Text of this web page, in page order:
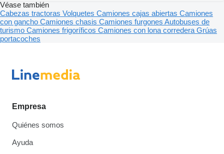
Véase también
Cabezas tractoras Volquetes Camiones cajas abiertas Camiones
con gancho Camiones chasis Camiones furgones Autobuses de
turismo Camiones frigoríficos Camiones con lona corredera Grúas
portacoches
Empresa
Quiénes somos
Ayuda